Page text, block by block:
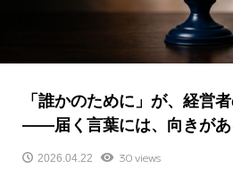
「誰かのために」が、経営
——届く言葉には、向きがあ
2026.04.22 30 views